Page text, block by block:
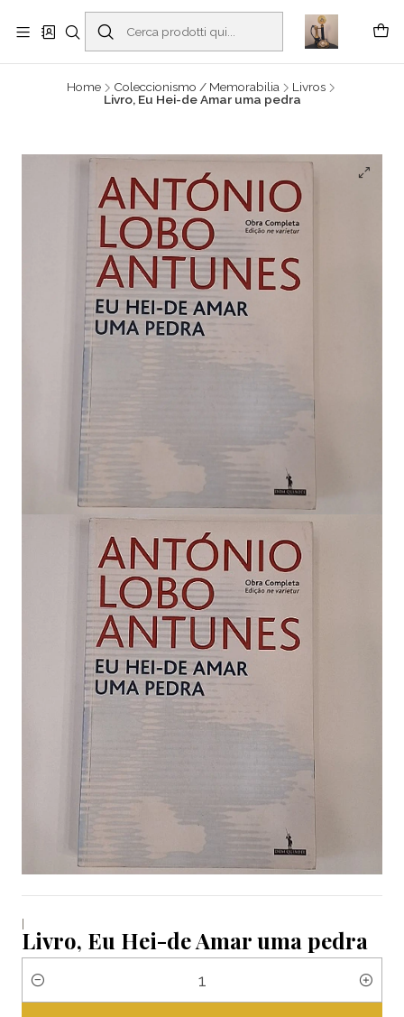
Buscantiguidades - Leilões. Colecionismo e antiguidades em Viana do
Castelo -
Read more
Home Coleccionismo / Memorabilia
Livros
Livro, Eu Hei-de Amar uma pedra
|
Livro, Eu Hei-de Amar uma pedra
Quantity